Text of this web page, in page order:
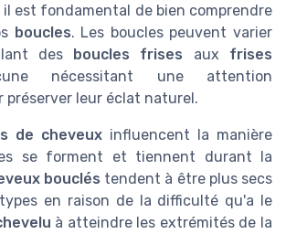
il est fondamental de bien comprendre
boucles. Les boucles peuvent varier
des boucles frises aux frises
nécessitant une attention
préserver leur éclat naturel.
de cheveux influencent la manière
se forment et tiennent durant la
bouclés tendent à être plus secs
en raison de la difficulté qu'a le
à atteindre les extrémités de la